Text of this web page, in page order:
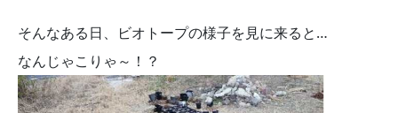
そんなある日、ビオトープの様子を見に来ると…
なんじゃこりゃ～！？